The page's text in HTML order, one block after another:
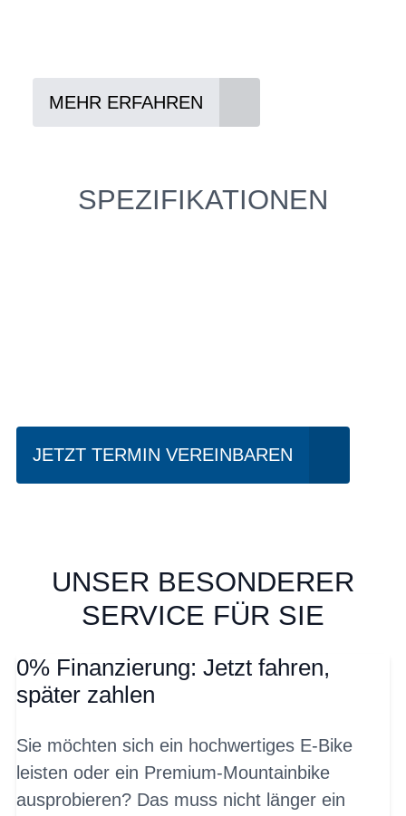
MEHR ERFAHREN
SPEZIFIKATIONEN
JETZT TERMIN VEREINBAREN
UNSER BESONDERER
SERVICE FÜR SIE
0% Finanzierung: Jetzt fahren,
später zahlen
Sie möchten sich ein hochwertiges E-Bike
leisten oder ein Premium-Mountainbike
ausprobieren? Das muss nicht länger ein